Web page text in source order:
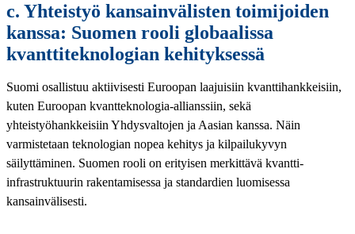
c. Yhteistyö kansainvälisten toimijoiden
kanssa: Suomen rooli globaalissa
kvanttiteknologian kehityksessä
Suomi osallistuu aktiivisesti Euroopan laajuisiin kvanttihankkeisiin,
kuten Euroopan kvantteknologia-allianssiin, sekä
yhteistyöhankkeisiin Yhdysvaltojen ja Aasian kanssa. Näin
varmistetaan teknologian nopea kehitys ja kilpailukyvyn
säilyttäminen. Suomen rooli on erityisen merkittävä kvantti-
infrastruktuurin rakentamisessa ja standardien luomisessa
kansainvälisesti.